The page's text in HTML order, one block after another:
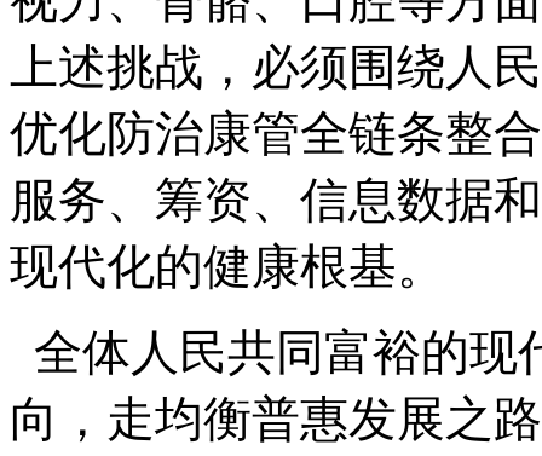
上述挑战，必须围绕人
优化防治康管全链条整
服务、筹资、信息数据
现代化的健康根基。
全体人民共同富裕的现
向，走均衡普惠发展之